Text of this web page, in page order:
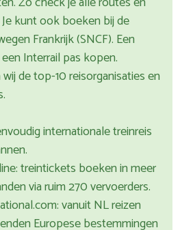
kunt ook boeken bij de
Frankrijk (SNCF). Een
Interrail pas kopen.
de top-10 reisorganisaties en
internationale treinreis
treintickets boeken in meer
via ruim 270 vervoerders.
vanuit NL reizen
Europese bestemmingen